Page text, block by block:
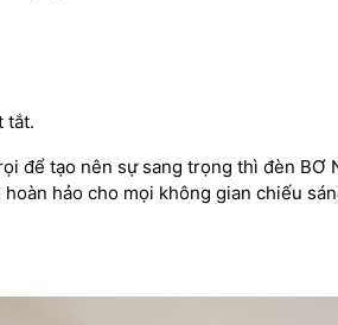
tắt.
để tạo nên sự sang trọng thì đèn BƠ
hảo cho mọi không gian chiếu